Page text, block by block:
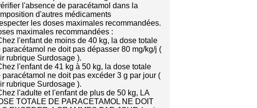
l'absence de paracétamol dans la
d'autres médicaments
les doses maximales recommandées.
maximales recommandées :
l'enfant de moins de 40 kg, la dose totale
paracétamol ne doit pas dépasser 80 mg/kg/j (
rubrique Surdosage ).
l'enfant de 41 kg à 50 kg, la dose totale
paracétamol ne doit pas excéder 3 g par jour (
rubrique Surdosage ).
l'adulte et l'enfant de plus de 50 kg, LA
TOTALE DE PARACETAMOL NE DOIT